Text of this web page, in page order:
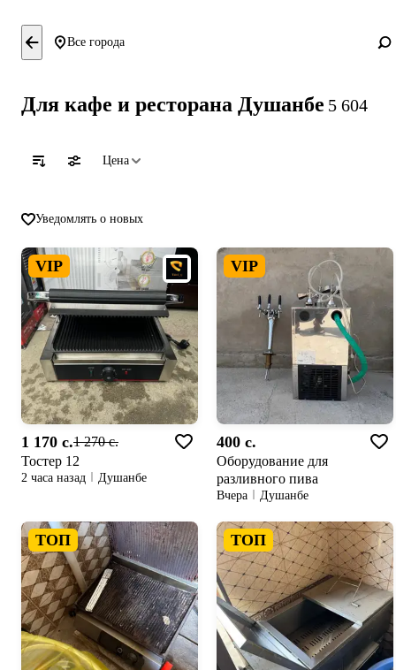
Все города
Для кафе и ресторана Душанбе 5 604
Цена
Уведомлять о новых
VIP
1 170 c.1 270 c.
Тостер 12
2 часа назад Душанбе
VIP
400 c.
Оборудование для
разливного пива
Вчера Душанбе
ТОП ТОП